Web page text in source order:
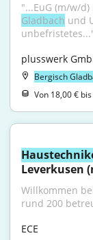
"...EuG (m/w/
Gladbach und
plusswerk
Bergisch
Von 18,00 €
Leverkusen
Willkommen
rund 200
ECE